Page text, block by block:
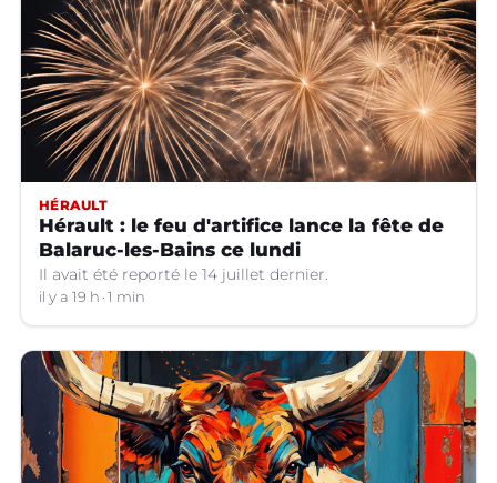
HÉRAULT
Hérault : le feu d'artifice lance la fête de
Balaruc-les-Bains ce lundi
Il avait été reporté le 14 juillet dernier.
il y a 19 h 1 min